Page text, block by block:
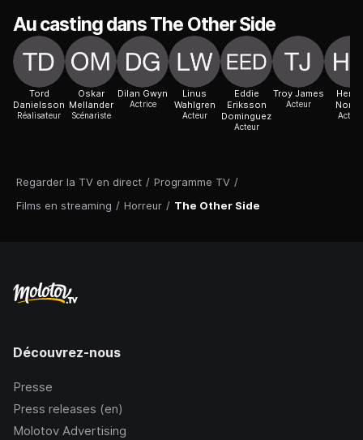
Regarder la TV en direct / Programme TV /
Films en streaming / Horreur / The Other Side
Au casting dans The Other Side
Tord
Danielsson
Réalisateur
Oskar
Mellander
Scénariste
Dilan Gwyn
Actrice
Linus
Wahlgren
Acteur
Eddie
Eriksson
Dominguez
Acteur
Troy James
Acteur
Acteur
Découvrez-nous
Presse
Press releases (en)
Molotov Advertising